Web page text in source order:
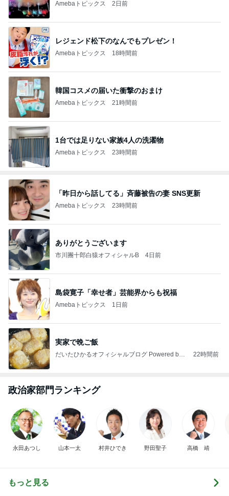
Amebaトピックス 2日前
レジェンド松下のなんでもプレゼン！
Amebaトピックス 18時間前
韓国コスメの届いた衝撃のおまけ
Amebaトピックス 21時間前
1台では足りない家族4人の洗濯物
Amebaトピックス 23時間前
「昨日から話してる」斉藤被告の妻 SNS更新
Amebaトピックス 23時間前
ありがとうございます
市川團十郎白猿オフィシャルB 4日前
島袋寛子「幸せ者」芸能界からも祝福
Amebaトピックス 1日前
実家で晩ご飯
だいたひかるオフィシャルブログ Powered by
22時間前
政治家部門ランキング
永田あつし 山本一太 村井ひでき 野田聖子 高橋 靖
もっと見る